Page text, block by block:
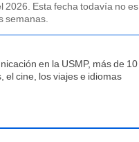
2026. Esta fecha todavía no es
semanas.
en la USMP, más de 10
el cine, los viajes e idiomas